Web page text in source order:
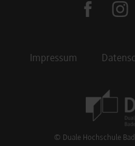
facebook
Impressum
© Duale Hochschule